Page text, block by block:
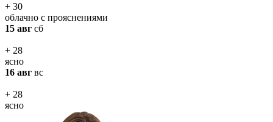
+ 30
облачно с прояснениями
15 авг сб
+ 28
ясно
16 авг вс
+ 28
ясно